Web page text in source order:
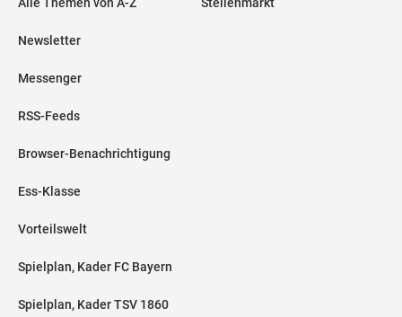
Newsletter
Messenger
RSS-Feeds
Browser-Benachrichtigung
Ess-Klasse
Vorteilswelt
Spielplan, Kader FC Bayern
Spielplan, Kader TSV 1860